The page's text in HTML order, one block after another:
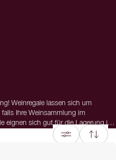
Weinregale lassen sich um
Ihre Weinsammlung im
eignen sich gut für die Lagerung im
Dann kontaktieren Sie unseren